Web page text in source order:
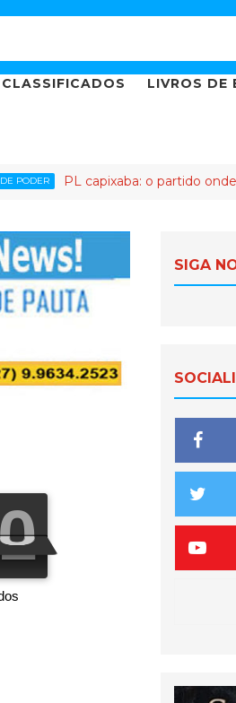
CLASSIFICADOS LIVROS DE
PL capixaba: o partido onde até
SIGA